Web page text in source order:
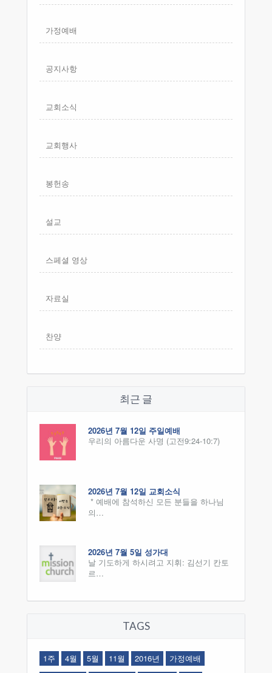
가정예배
공지사항
교회소식
교회행사
봉헌송
설교
스페셜 영상
자료실
찬양
최근 글
2026년 7월 12일 주일예배
우리의 아름다운 사명 (고전9:24-10:7)
2026년 7월 12일 교회소식
* 예배에 참석하신 모든 분들을 하나님
의…
2026년 7월 5일 성가대
날 기도하게 하시려고 지휘: 김선기 칸토
르…
TAGS
1주 4월 5월 11월 2016년
가정예배